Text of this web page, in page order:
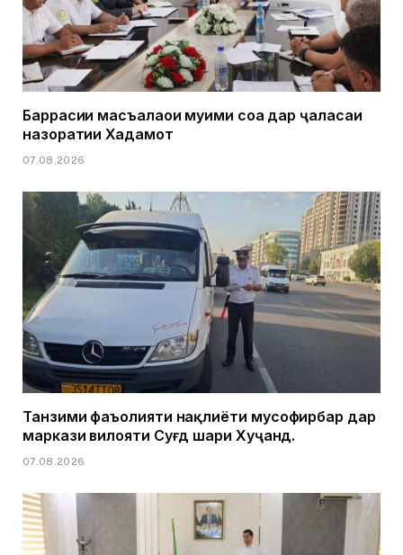
Баррасии масъалаҳои муҳими соҳа дар ҷаласаи
назоратии Хадамот
07.08.2026
Танзими фаъолияти нақлиёти мусофирбар дар
маркази вилояти Суғд шаҳри Хуҷанд.
07.08.2026